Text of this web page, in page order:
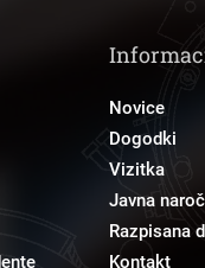
Novice
Dogodki
Vizitka
Javna
Razpisana
Kontakt